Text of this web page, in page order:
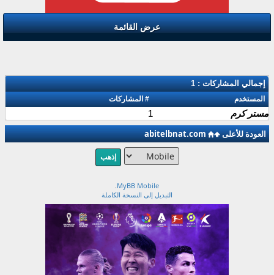
عرض القائمة
إجمالي المشاركات : 1
المستخدم # المشاركات
مستر كرم 1
العودة للأعلى abitelbnat.com
MyBB Mobile
.
التبديل إلى النسخة الكاملة